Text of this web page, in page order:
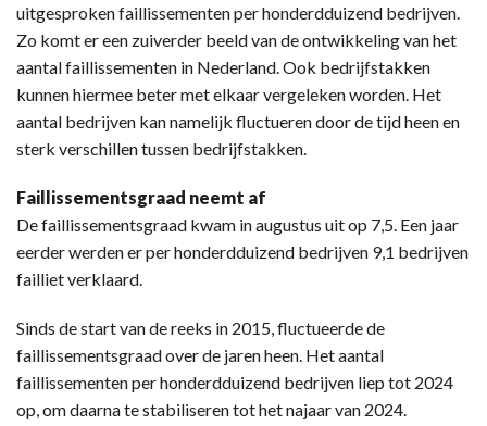
uitgesproken faillissementen per honderdduizend bedrijven.
Zo komt er een zuiverder beeld van de ontwikkeling van het
aantal faillissementen in Nederland. Ook bedrijfstakken
kunnen hiermee beter met elkaar vergeleken worden. Het
aantal bedrijven kan namelijk fluctueren door de tijd heen en
sterk verschillen tussen bedrijfstakken.
Faillissementsgraad neemt af
De faillissementsgraad kwam in augustus uit op 7,5. Een jaar
eerder werden er per honderdduizend bedrijven 9,1 bedrijven
failliet verklaard.
Sinds de start van de reeks in 2015, fluctueerde de
faillissementsgraad over de jaren heen. Het aantal
faillissementen per honderdduizend bedrijven liep tot 2024
op, om daarna te stabiliseren tot het najaar van 2024.